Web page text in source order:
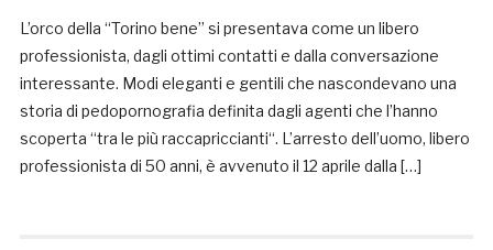
L’orco della “Torino bene” si presentava come un libero
professionista, dagli ottimi contatti e dalla conversazione
interessante. Modi eleganti e gentili che nascondevano una
storia di pedopornografia definita dagli agenti che l’hanno
scoperta “tra le più raccapriccianti“. L’arresto dell’uomo, libero
professionista di 50 anni, è avvenuto il 12 aprile dalla […]